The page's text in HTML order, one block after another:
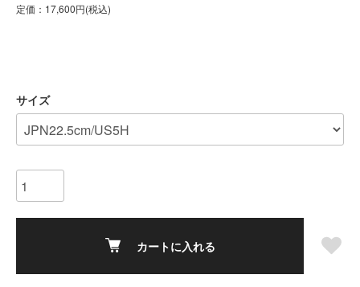
定価：17,600円(税込)
サイズ
カートに入れる